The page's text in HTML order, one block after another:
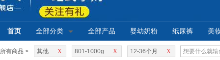
首页 全部分类 全部产品 婴幼奶粉 纸尿裤 美
所有商品 > X
其他 X
801-1000g X
12-36个月